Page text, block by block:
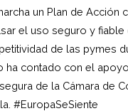
un Plan de Acción
el uso seguro y fiable
de las pymes
ha contado con el
de la Cámara de
#EuropaSeSiente